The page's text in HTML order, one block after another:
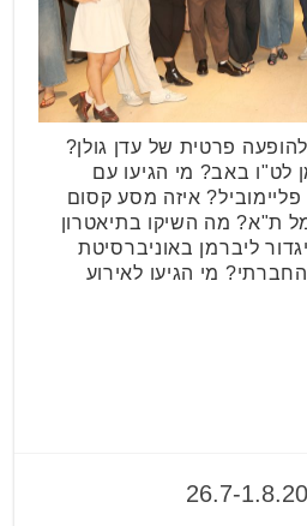
פרטית של עדן גולן?
לט"ו באב? מי הגיעו עם
איזה מסע קסום
ת"א? מה השיקו בתיאטרון
ליברמן באוניברסיטת
מי הגיעו לאירוע